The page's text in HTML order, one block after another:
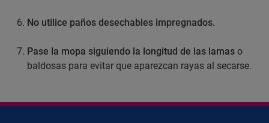
No utilice paños desechables impregnados.
Pase la mopa siguiendo la longitud de las lamas o
baldosas para evitar que aparezcan rayas al secarse.